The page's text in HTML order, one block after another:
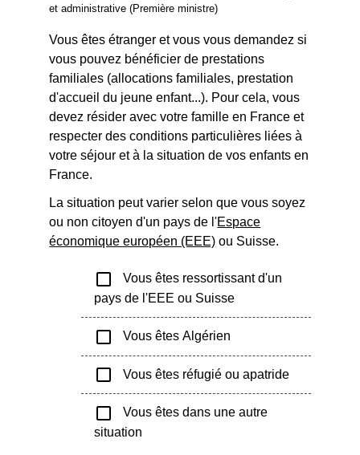
et administrative (Première ministre)
Vous êtes étranger et vous vous demandez si
vous pouvez bénéficier de prestations
familiales (allocations familiales, prestation
d'accueil du jeune enfant...). Pour cela, vous
devez résider avec votre famille en France et
respecter des conditions particulières liées à
votre séjour et à la situation de vos enfants en
France.
La situation peut varier selon que vous soyez
ou non citoyen d'un pays de l'Espace
économique européen (EEE) ou Suisse.
check_box_outline_blank
Vous êtes ressortissant d'un
pays de l'EEE ou Suisse
check_box_outline_blank Vous êtes Algérien
check_box_outline_blank Vous êtes réfugié ou apatride
check_box_outline_blank
Vous êtes dans une autre
situation